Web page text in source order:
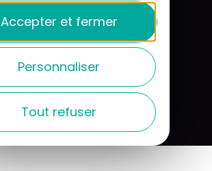
Accepter et fermer
Personnaliser
Tout refuser